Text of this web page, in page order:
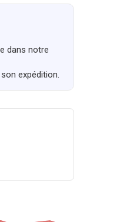
dans notre
expédition.